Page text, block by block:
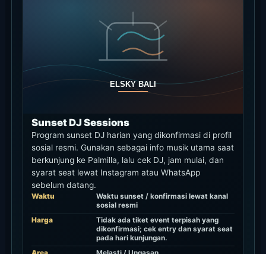
Sunset DJ Sessions
Program sunset DJ harian yang dikonfirmasi di profil
sosial resmi. Gunakan sebagai info musik utama saat
berkunjung ke Palmilla, lalu cek DJ, jam mulai, dan
syarat seat lewat Instagram atau WhatsApp
sebelum datang.
Waktu
Waktu sunset / konfirmasi lewat kanal
sosial resmi
Harga
Tidak ada tiket event terpisah yang
dikonfirmasi; cek entry dan syarat seat
pada hari kunjungan.